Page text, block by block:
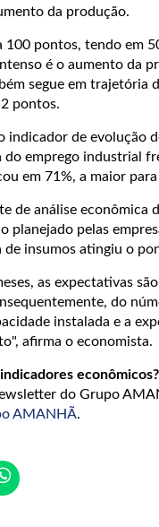
da produção.
100 pontos, tendo em
é o aumento da
segue em trajetória
pontos.
indicador de evolução
do emprego industrial
em 71%, a maior
de análise econômica
planejado pelas
insumos atingiu o
as expectativas
do
instalada e a
afirma o economista.
econômicos?
do Grupo
AMANHÃ.